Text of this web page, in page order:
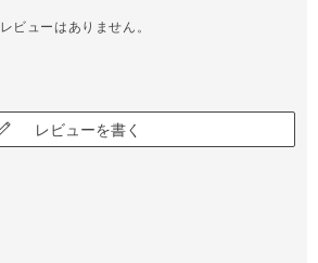
レビューはありません。
レビューを書く